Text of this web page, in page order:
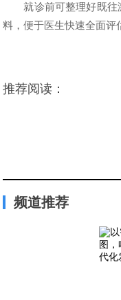
就诊前可整理好既
料，便于医生快速全面评
推荐阅读：
频道推荐